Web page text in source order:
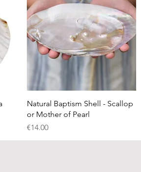
Quick View
Natural Baptism Shell - Scallop
or Mother of Pearl
Price
€14.00